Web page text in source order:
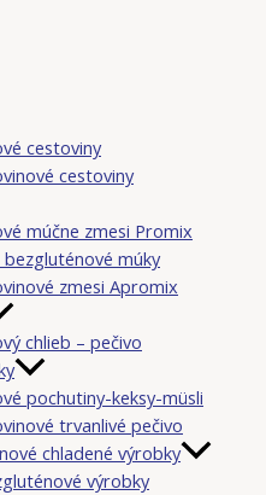
cestoviny
cestoviny
múčne zmesi Promix
múky
zmesi Apromix
chlieb – pečivo
pochutiny-keksy-müsli
trvanlivé pečivo
chladené výrobky
výrobky